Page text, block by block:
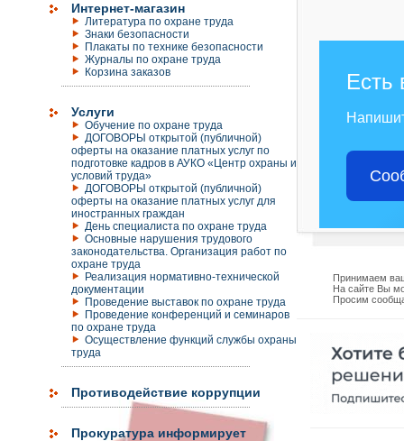
Интернет-магазин
Литература по охране труда
Знаки безопасности
Плакаты по технике безопасности
Журналы по охране труда
Корзина заказов
Услуги
Обучение по охране труда
ДОГОВОРЫ открытой (публичной)
оферты на оказание платных услуг по
подготовке кадров в АУКО «Центр охраны и
условий труда»
ДОГОВОРЫ открытой (публичной)
оферты на оказание платных услуг для
иностранных граждан
День специалиста по охране труда
Основные нарушения трудового
законодательства. Организация работ по
охране труда
Реализация нормативно-технической
документации
Проведение выставок по охране труда
Проведение конференций и семинаров
по охране труда
Осуществление функций службы охраны
труда
Противодействие коррупции
Прокуратура информирует
Есть
Принимаем
На сайте Вы
Просим